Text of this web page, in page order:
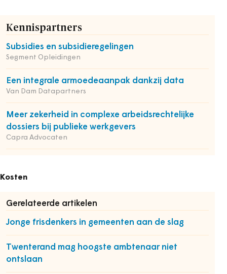
Kennispartners
Subsidies en subsidieregelingen
Segment Opleidingen
Een integrale armoedeaanpak dankzij data
Van Dam Datapartners
Meer zekerheid in complexe arbeidsrechtelijke
dossiers bij publieke werkgevers
Capra Advocaten
Kosten
Gerelateerde artikelen
Jonge frisdenkers in gemeenten aan de slag
Twenterand mag hoogste ambtenaar niet
ontslaan